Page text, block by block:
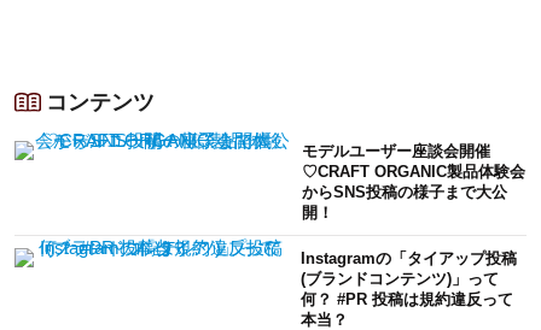
コンテンツ
モデルユーザー座談会開催
♡CRAFT ORGANIC製品体験会
からSNS投稿の様子まで大公
開！
Instagramの「タイアップ投稿
(ブランドコンテンツ)」って
何？ #PR 投稿は規約違反って
本当？